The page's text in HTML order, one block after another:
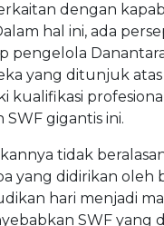
dengan
hal ini, ada
pengelola
yang ditunjuk atas
kualifikasi
gigantis ini.
tidak
yang didirikan oleh
hari menjadi
SWF yang